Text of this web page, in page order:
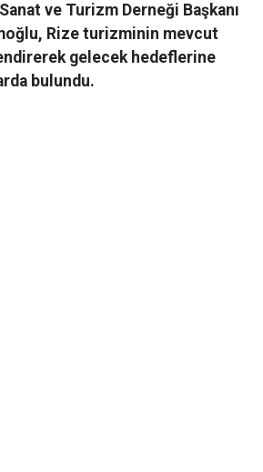
ve Turizm Derneği Başkanı
Rize turizminin mevcut
gelecek hedeflerine
bulundu.